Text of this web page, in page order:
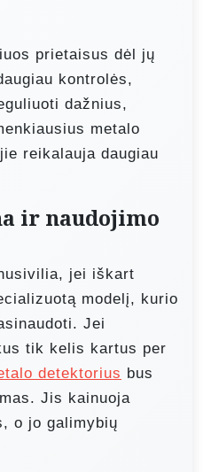
prietaisus dėl jų
kontrolės,
dažnius,
metalo
reikalauja daugiau
ir naudojimo
jei iškart
modelį, kurio
Jei
tik kelis kartus per
detektorius bus
Jis kainuoja
o jo galimybių